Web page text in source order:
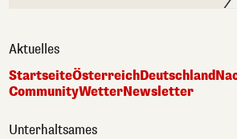
Aktuelles
StartseiteÖsterreichDeutschland
CommunityWetterNewsletter
Unterhaltsames